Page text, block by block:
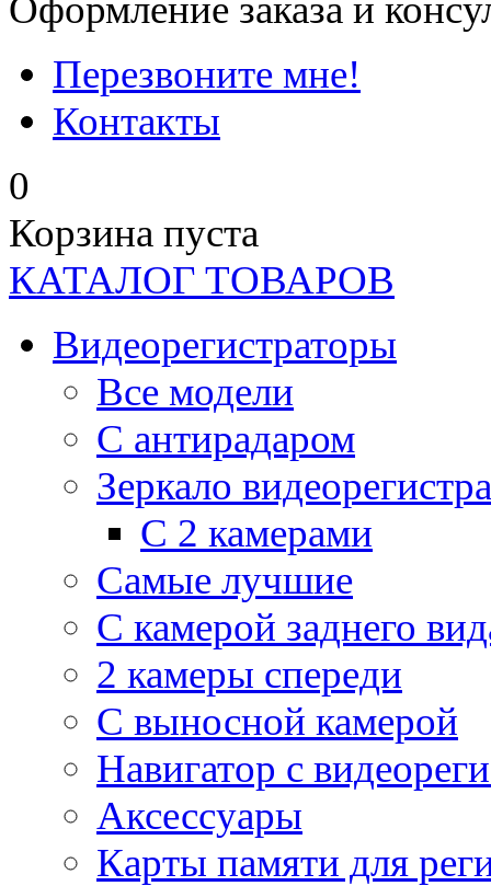
Оформление заказа и
Перезвоните мне!
Контакты
0
Корзина пуста
КАТАЛОГ ТОВАРОВ
Видеорегистраторы
Все модели
C антирадаром
Зеркало
С 2 камерами
Самые лучшие
С камерой заднего
2 камеры спереди
С выносной камерой
Навигатор с
Аксессуары
Карты памяти для